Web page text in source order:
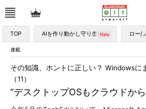
TOP AIを作り動かし守り生かす ロー/
連載
“デスクトップOSもクラウドか
その知識、ホントに正しい？ Windowsに
（11）